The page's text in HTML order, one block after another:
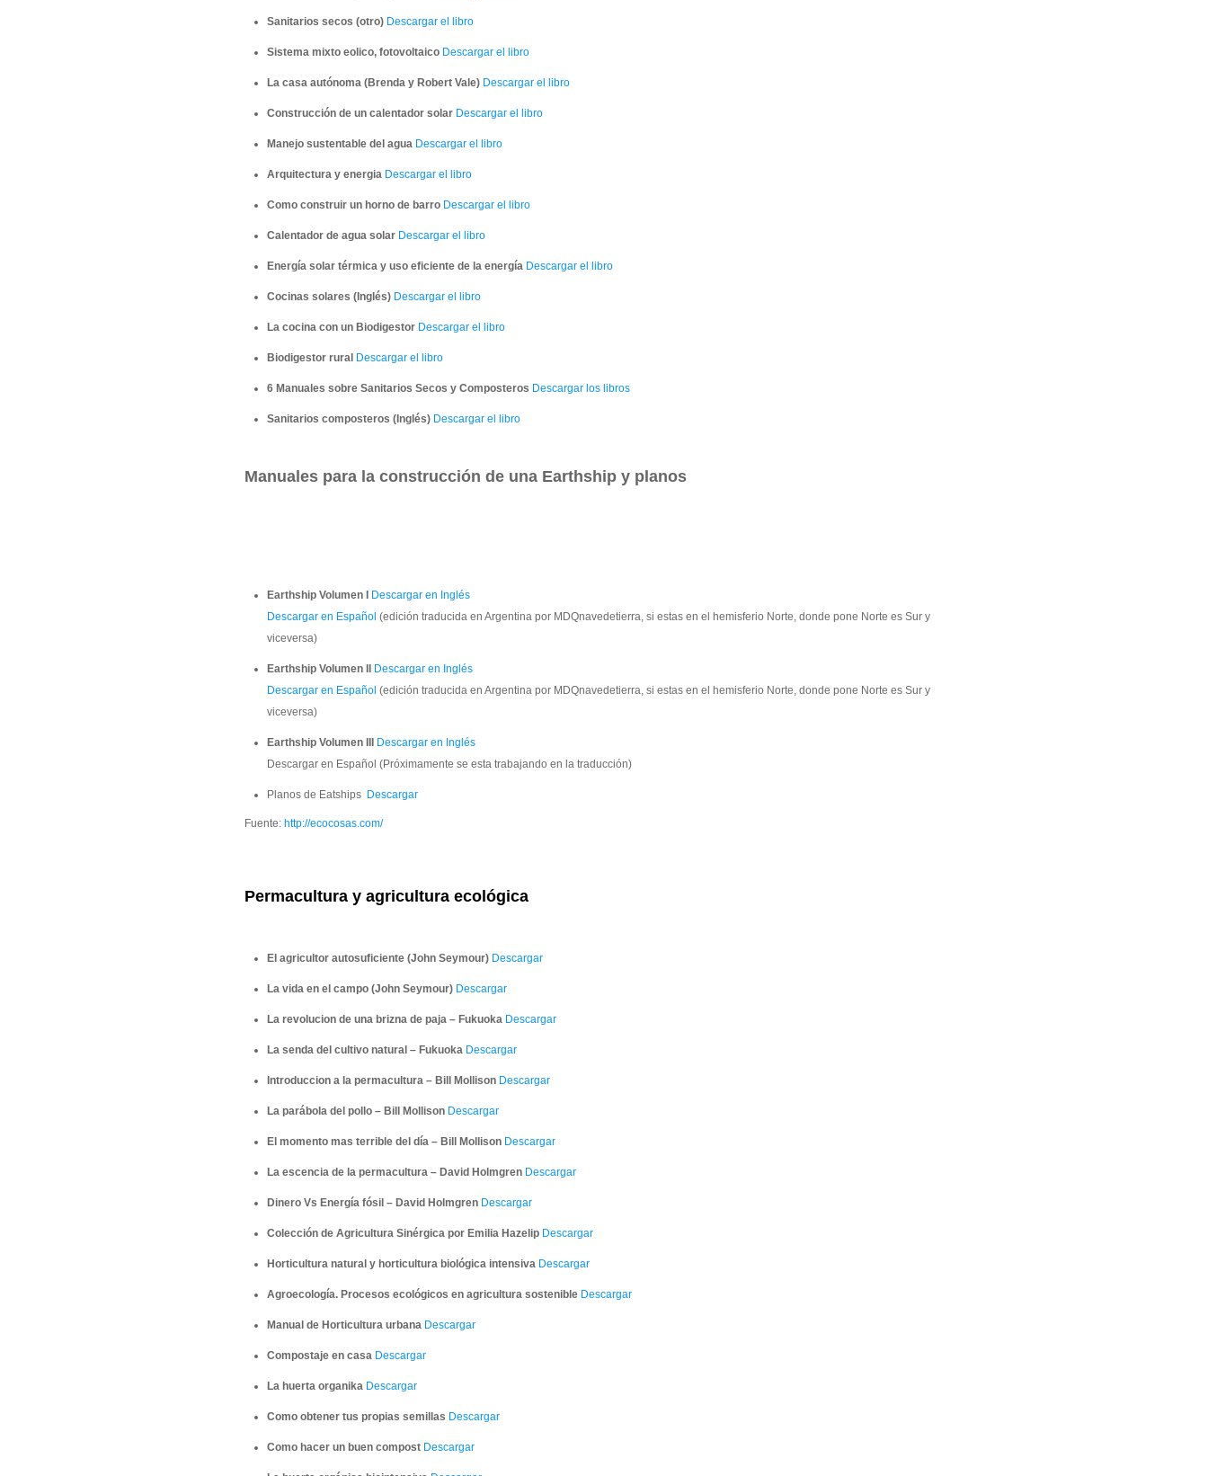
Sanitarios secos (otro) Descargar el libro
Sistema mixto eolico, fotovoltaico Descargar el libro
La casa autónoma (Brenda y Robert Vale) Descargar el libro
Construcción de un calentador solar Descargar el libro
Manejo sustentable del agua Descargar el libro
Arquitectura y energia Descargar el libro
Como construir un horno de barro Descargar el libro
Calentador de agua solar Descargar el libro
Energía solar térmica y uso eficiente de la energía Descargar el libro
Cocinas solares (Inglés) Descargar el libro
La cocina con un Biodigestor Descargar el libro
Biodigestor rural Descargar el libro
6 Manuales sobre Sanitarios Secos y Composteros Descargar los libros
Sanitarios composteros (Inglés) Descargar el libro
Manuales para la construcción de una Earthship y planos
Earthship Volumen I
Descargar en Inglés
Descargar en Español (edición traducida en Argentina por MDQnavedetierra, si estas en el hemisferio Norte, donde pone Norte es Sur y
viceversa)
Earthship Volumen II
Descargar en Inglés
Descargar en Español (edición traducida en Argentina por MDQnavedetierra, si estas en el hemisferio Norte, donde pone Norte es Sur y
viceversa)
Earthship Volumen III
Descargar en Inglés
Descargar en Español (Próximamente se esta trabajando en la traducción)
Planos de Eatships Descargar
Fuente: http://ecocosas.com/
Permacultura y agricultura ecológica
El agricultor autosuficiente (John Seymour) Descargar
La vida en el campo (John Seymour) Descargar
La revolucion de una brizna de paja – Fukuoka Descargar
La senda del cultivo natural – Fukuoka Descargar
Introduccion a la permacultura – Bill Mollison Descargar
La parábola del pollo – Bill Mollison Descargar
El momento mas terrible del día – Bill Mollison Descargar
La escencia de la permacultura – David Holmgren Descargar
Dinero Vs Energía fósil – David Holmgren Descargar
Colección de Agricultura Sinérgica por Emilia Hazelip Descargar
Horticultura natural y horticultura biológica intensiva Descargar
Agroecología. Procesos ecológicos en agricultura sostenible Descargar
Manual de Horticultura urbana Descargar
Compostaje en casa Descargar
La huerta organika Descargar
Como obtener tus propias semillas Descargar
Como hacer un buen compost Descargar